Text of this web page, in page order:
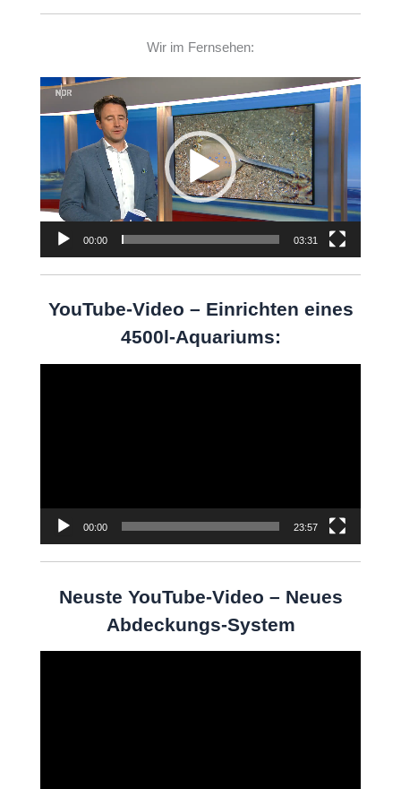
Wir im Fernsehen:
Player
00:00 03:31
YouTube-Video – Einrichten eines
4500l-Aquariums:
00:00 23:57
Neuste YouTube-Video – Neues
Abdeckungs-System